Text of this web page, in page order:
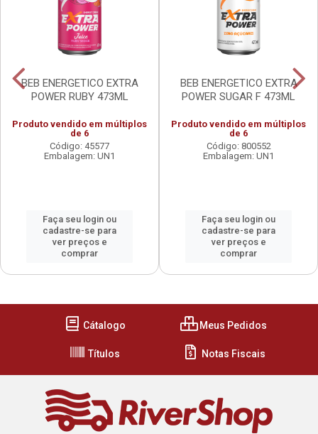
BEB ENERGETICO EXTRA
POWER RUBY 473ML
Produto vendido em múltiplos
de 6
Código: 45577
Embalagem: UN1
Faça seu login ou
cadastre-se para
ver preços e
comprar
BEB ENERGETICO EXTRA
POWER SUGAR F 473ML
Produto vendido em múltiplos
de 6
Código: 800552
Embalagem: UN1
Faça seu login ou
cadastre-se para
ver preços e
comprar
Cátalogo Meus Pedidos
Títulos Notas Fiscais